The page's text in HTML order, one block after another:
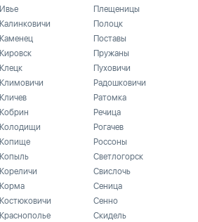
Ивье
Калинковичи
Каменец
Кировск
Клецк
Климовичи
Кличев
Кобрин
Колодищи
Копище
Копыль
Кореличи
Корма
Костюковичи
Краснополье
Плещеницы
Полоцк
Поставы
Пружаны
Пуховичи
Радошковичи
Ратомка
Речица
Рогачев
Россоны
Светлогорск
Свислочь
Сеница
Сенно
Скидель